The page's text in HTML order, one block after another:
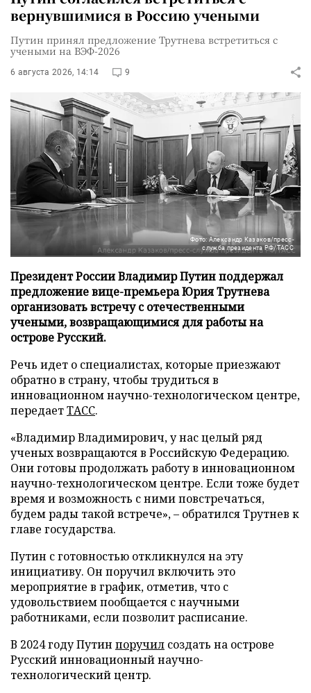
вернувшимися в Россию учеными
Путин принял предложение Трутнева встретиться с
учеными на ВЭФ-2026
6 августа 2026, 14:14 9
Фото: Александр Казаков/пресс-
служба президента РФ/ТАСС
Президент России Владимир Путин поддержал
предложение вице-премьера Юрия Трутнева
организовать встречу с отечественными
учеными, возвращающимися для работы на
острове Русский.
Речь идет о специалистах, которые приезжают
обратно в страну, чтобы трудиться в
инновационном научно-технологическом центре,
передаетТАСС.
«Владимир Владимирович, у нас целый ряд
ученых возвращаются в Российскую Федерацию.
Они готовы продолжать работу в инновационном
научно-технологическом центре. Если тоже будет
время и возможность с ними повстречаться,
будем рады такой встрече», – обратился Трутнев к
главе государства.
Путин с готовностью откликнулся на эту
инициативу. Он поручил включить это
мероприятие в график, отметив, что с
удовольствием пообщается с научными
работниками, если позволит расписание.
В 2024 году Путин поручил создать на острове
Русский инновационный научно-
технологический центр.